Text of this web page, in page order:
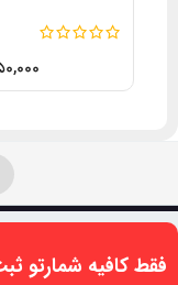
فقط کافیه شمارتو